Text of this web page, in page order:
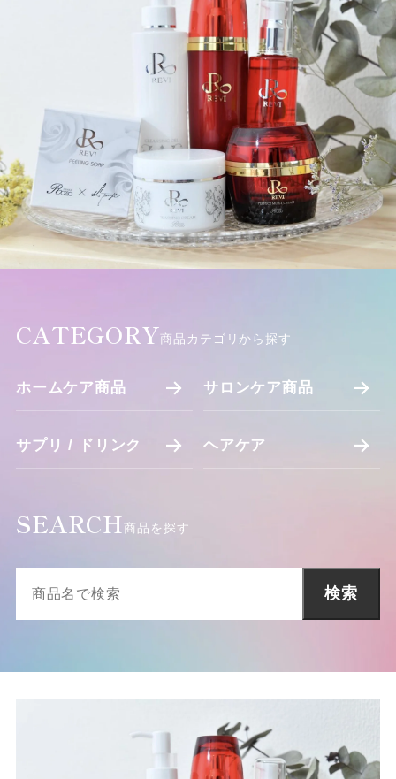
CATEGORY商品カテゴリから探す
ホームケア商品 サロンケア商品
サプリ / ドリンク ヘアケア
SEARCH商品を探す
検索